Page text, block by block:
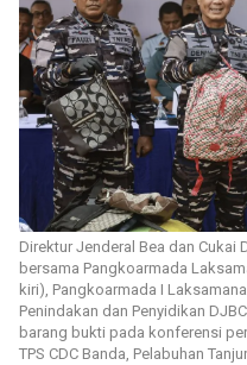
Direktur Jenderal Bea dan Cukai
bersama Pangkoarmada
kiri), Pangkoarmada I
Penindakan dan Penyidikan
barang bukti pada konferensi
TPS CDC Banda, Pelabuhan